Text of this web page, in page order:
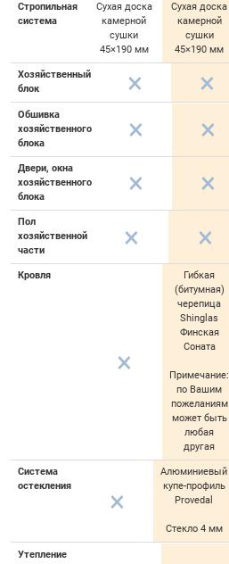
Стропильная
система
Сухая доска
камерной
сушки
45×190 мм
Сухая доска
камерной
сушки
45×190 мм
Хозяйственный
блок
Обшивка
хозяйственного
блока
Двери, окна
хозяйственного
блока
Пол
хозяйственной
части
Кровля
Гибкая
(битумная)
черепица
Shinglas
Финская
Соната
Примечание:
по Вашим
пожеланиям
может быть
любая
другая
Система
остекления
Алюминиевый
купе-профиль
Provedal
Стекло 4 мм
Утепление